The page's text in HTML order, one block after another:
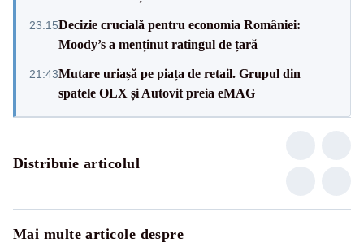
23:15Decizie crucială pentru economia României:
Moody’s a menținut ratingul de țară
21:43Mutare uriașă pe piața de retail. Grupul din
spatele OLX și Autovit preia eMAG
Distribuie articolul
Mai multe articole despre